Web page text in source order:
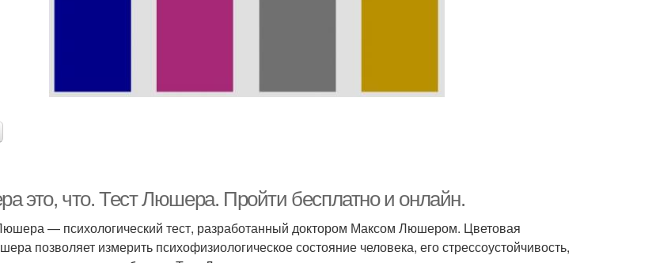
это, что. Тест Люшера. Пройти бесплатно и онлайн.
— психологический тест, разработанный доктором Максом Люшером. Цветовая
позволяет измерить психофизиологическое состояние человека, его стрессоустойчивость,